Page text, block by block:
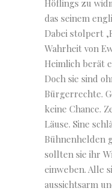
Höflings zu
das seinem
Dabei stolpert
Wahrheit von
Heimlich berät
Doch sie sind
Bürgerrechte.
keine Chance.
Läuse. Sine
Bühnenhelden
sollten sie ihr
einweben. Alle
aussichtsarm